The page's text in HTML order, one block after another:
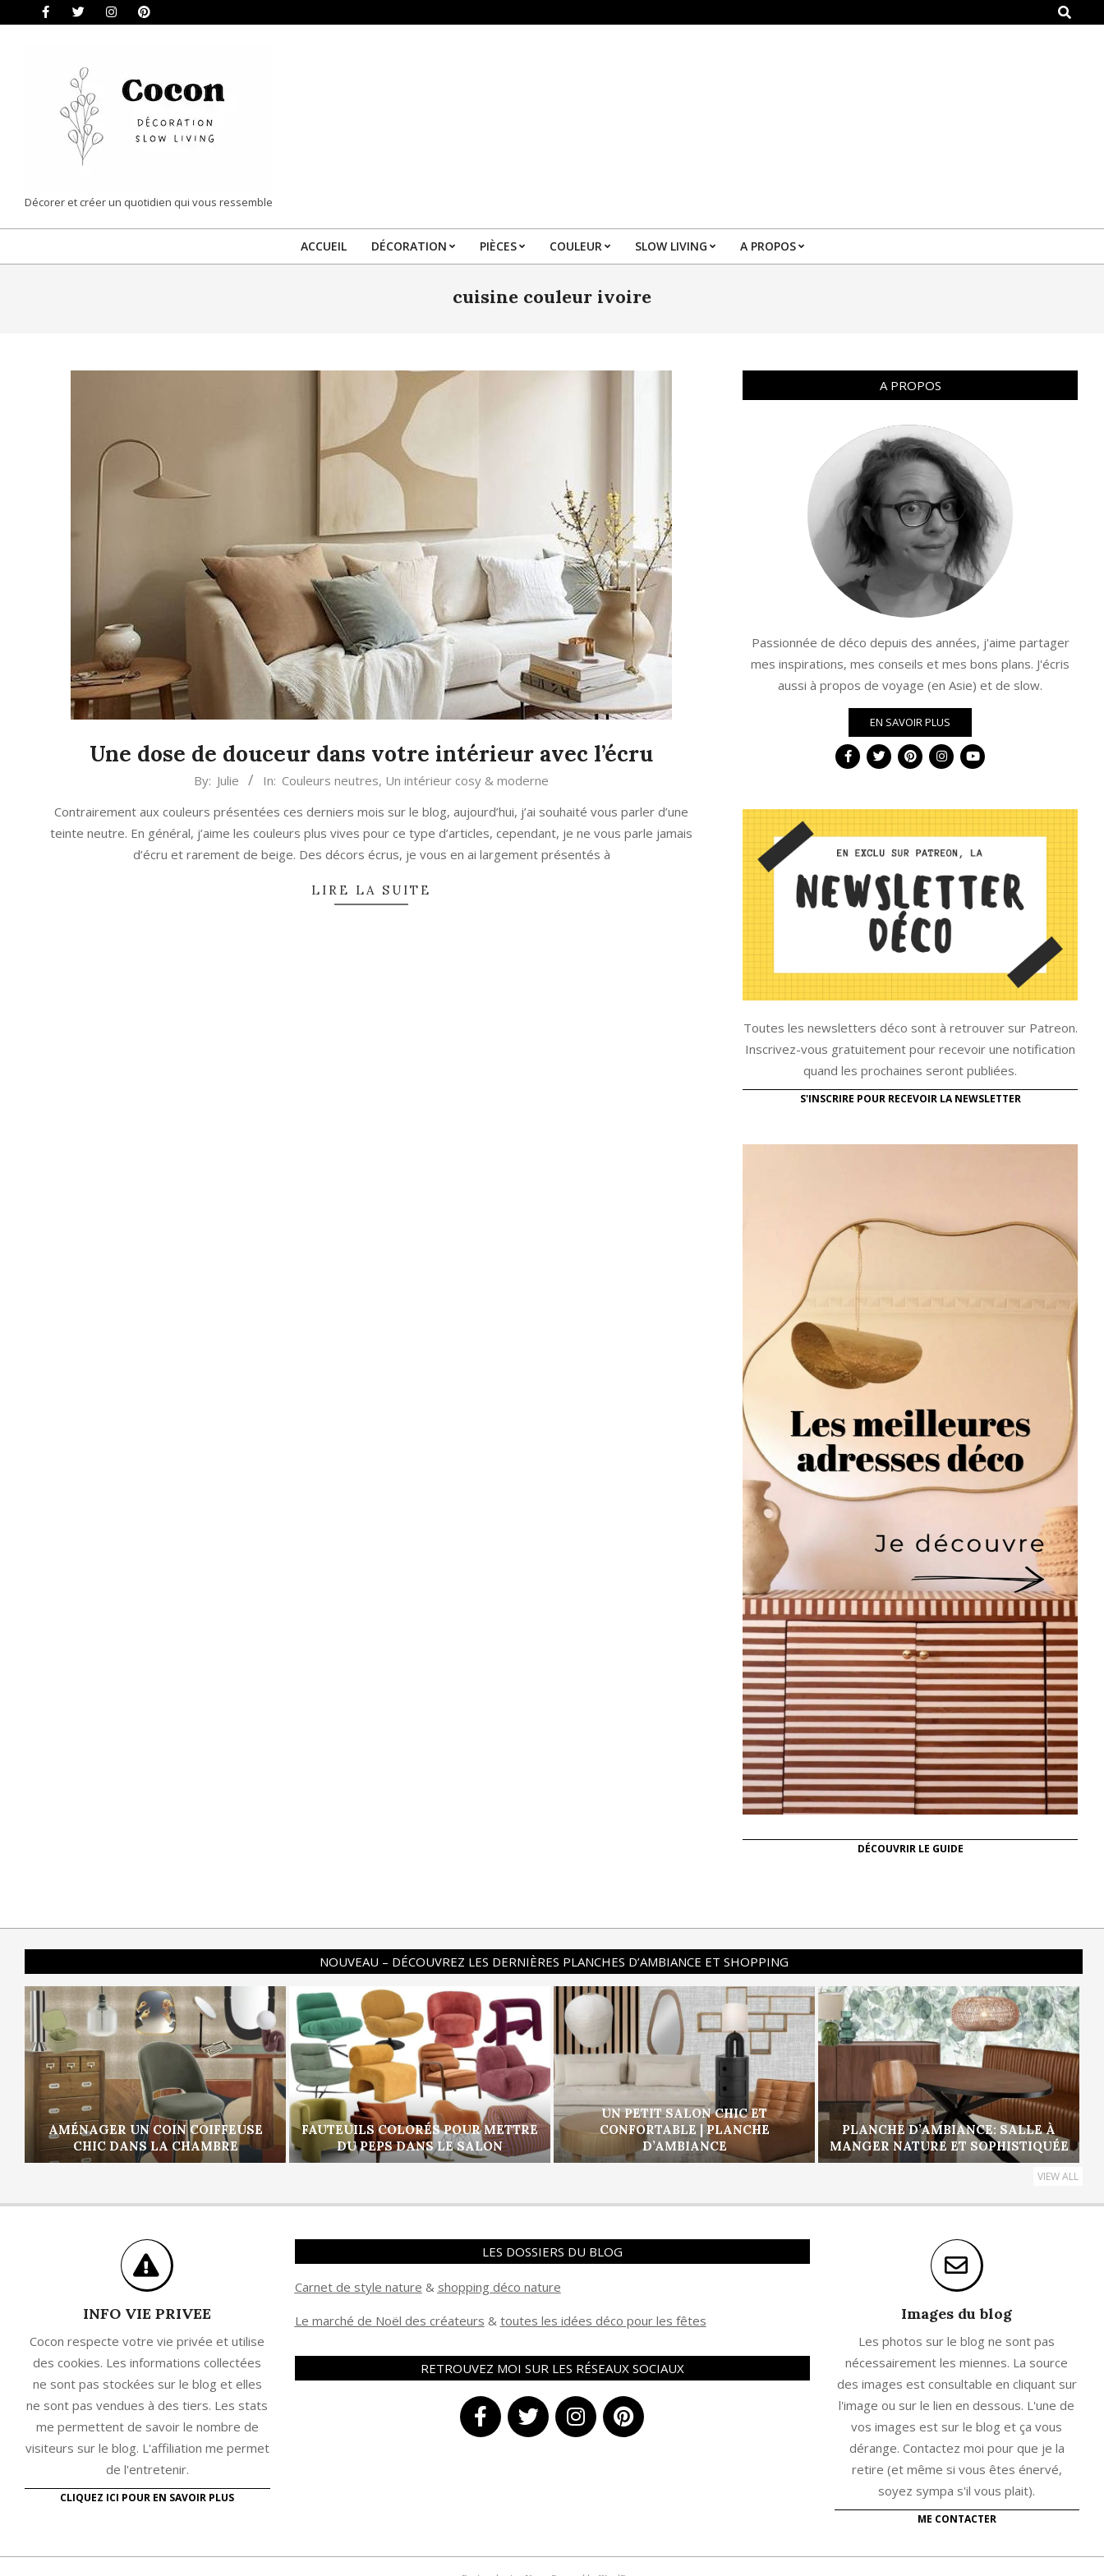
Search
COCON
|
DÉCORATION
Décorer et créer un quotidien qui vous ressemble
Primary
Menu
ACCUEIL DÉCORATION PIÈCES COULEUR SLOW LIVING A PROPOS
cuisine couleur ivoire
Une dose de douceur dans votre intérieur avec l’écru
02
By: Julie In: Couleurs neutres, Un intérieur cosy & moderne
Contrairement aux couleurs présentées ces derniers mois sur le blog, aujourd’hui, j’ai souhaité vous parler d’une
teinte neutre. En général, j’aime les couleurs plus vives pour ce type d’articles, cependant, je ne vous parle jamais
d’écru et rarement de beige. Des décors écrus, je vous en ai largement présentés à
LIRE LA SUITE
A PROPOS
Passionnée de déco depuis des années, j'aime partager
mes inspirations, mes conseils et mes bons plans. J'écris
aussi à propos de voyage (en Asie) et de slow.
EN SAVOIR PLUS
Toutes les newsletters déco sont à retrouver sur Patreon.
Inscrivez-vous gratuitement pour recevoir une notification
quand les prochaines seront publiées.
S'INSCRIRE POUR RECEVOIR LA NEWSLETTER
DÉCOUVRIR LE GUIDE
NOUVEAU – DÉCOUVREZ LES DERNIÈRES PLANCHES D’AMBIANCE ET SHOPPING
AMÉNAGER UN COIN COIFFEUSE
CHIC DANS LA CHAMBRE
FAUTEUILS COLORÉS POUR METTRE
DU PEPS DANS LE SALON
UN PETIT SALON CHIC ET
CONFORTABLE | PLANCHE
D’AMBIANCE
PLANCHE D’AMBIANCE: SALLE À
MANGER NATURE ET SOPHISTIQUÉE
VIEW ALL
INFO VIE PRIVEE
Cocon respecte votre vie privée et utilise
des cookies. Les informations collectées
ne sont pas stockées sur le blog et elles
ne sont pas vendues à des tiers. Les stats
me permettent de savoir le nombre de
visiteurs sur le blog. L'affiliation me permet
de l'entretenir.
CLIQUEZ ICI POUR EN SAVOIR PLUS
LES DOSSIERS DU BLOG
Carnet de style nature & shopping déco nature
Le marché de Noël des créateurs & toutes les idées déco pour les fêtes
RETROUVEZ MOI SUR LES RÉSEAUX SOCIAUX
Images du blog
Les photos sur le blog ne sont pas
nécessairement les miennes. La source
des images est consultable en cliquant sur
l'image ou sur le lien en dessous. L'une de
vos images est sur le blog et ça vous
dérange. Contactez moi pour que je la
retire (et même si vous êtes énervé,
soyez sympa s'il vous plait).
ME CONTACTER